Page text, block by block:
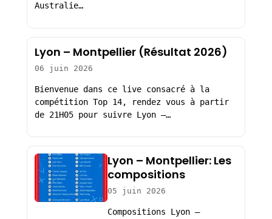
Australie…
Lyon – Montpellier (Résultat 2026)
06 juin 2026
Bienvenue dans ce live consacré à la
compétition Top 14, rendez vous à partir
de 21H05 pour suivre Lyon –…
Lyon – Montpellier: Les
compositions
05 juin 2026
Compositions Lyon –